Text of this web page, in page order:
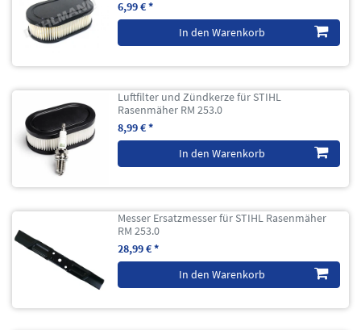
6,99 € *
In den Warenkorb
Luftfilter und Zündkerze für STIHL
Rasenmäher RM 253.0
8,99 € *
In den Warenkorb
Messer Ersatzmesser für STIHL Rasenmäher
RM 253.0
28,99 € *
In den Warenkorb